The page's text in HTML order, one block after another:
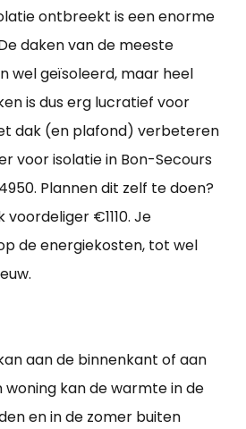
ontbreekt is een enorme
daken van de meeste
wel geïsoleerd, maar heel
is dus erg lucratief voor
dak (en plafond) verbeteren
voor isolatie in Bon-Secours
Plannen dit zelf te doen?
€1110. Je
de energiekosten, tot wel
aan de binnenkant of aan
woning kan de warmte in de
en in de zomer buiten